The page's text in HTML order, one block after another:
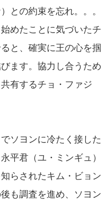
との約束を忘れ。。。
めたことに気づいたチ
と、確実に王の心を掴
ます。協力し合うため
有するチョ・ファジ
ソヨンに冷たく接した
平君（ユ・ミンギュ）
らされたキム・ビョン
も調査を進め、ソヨン